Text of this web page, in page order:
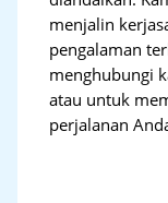
menjalin
pengalaman
menghubungi
atau untuk
perjalanan